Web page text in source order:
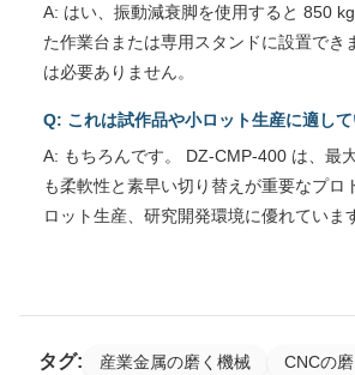
A: はい、振動減衰脚を使用すると 850
た作業台または専用スタンドに設置でき
は必要ありません。
Q: これは試作品や小ロット生産に適し
A: もちろんです。 DZ-CMP-400 は、最
も柔軟性と素早い切り替えが重要なプロ
ロット生産、研究開発環境に優れていま
タグ: 産業金属の磨く機械
CNCの